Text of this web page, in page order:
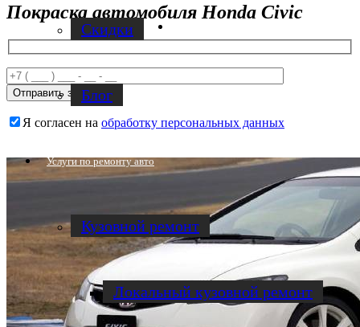
Скидки
Блог
Услуги по ремонту авто
Кузовной ремонт
Локальный кузовной ремонт
Покраска автомобиля Honda Civic
Я согласен на обработку персональных данных